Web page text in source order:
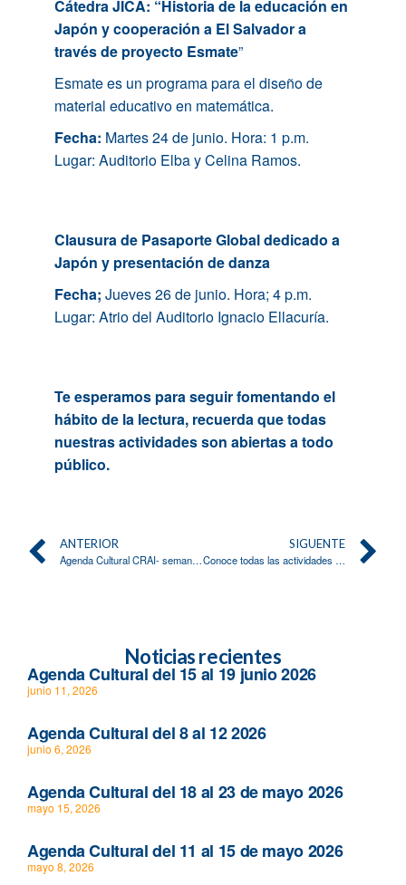
Cátedra JICA: “Historia de la educación en
Japón y cooperación a El Salvador a
través de proyecto Esmate”
Esmate es un programa para el diseño de
material educativo en matemática.
Fecha: Martes 24 de junio. Hora: 1 p.m.
Lugar: Auditorio Elba y Celina Ramos.
Clausura de Pasaporte Global dedicado a
Japón y presentación de danza
Fecha; Jueves 26 de junio. Hora; 4 p.m.
Lugar: Atrio del Auditorio Ignacio Ellacuría.
Te esperamos para seguir fomentando el
hábito de la lectura, recuerda que todas
nuestras actividades son abiertas a todo
público.
ANTERIOR
Agenda Cultural CRAI- semana del 16 al 20 de junio
SIGUENTE
Conoce todas las actividades de la semana del 30 de junio al 5 de julio
Noticias recientes
Agenda Cultural del 15 al 19 junio 2026
junio 11, 2026
Agenda Cultural del 8 al 12 2026
junio 6, 2026
Agenda Cultural del 18 al 23 de mayo 2026
mayo 15, 2026
Agenda Cultural del 11 al 15 de mayo 2026
mayo 8, 2026